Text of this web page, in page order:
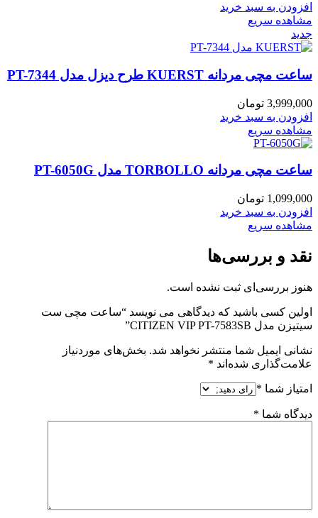
افزودن به سبد خرید
مشاهده سریع
جدید
ساعت مچی مردانه KUERST طرح دیزل مدل PT-7344
3,999,000 تومان
افزودن به سبد خرید
مشاهده سریع
ساعت مچی مردانه TORBOLLO مدل PT-6050G
1,099,000 تومان
افزودن به سبد خرید
مشاهده سریع
نقد و بررسی‌ها
هنوز بررسی‌ای ثبت نشده است.
اولین کسی باشید که دیدگاهی می نویسد “ساعت مچی ست
سیتیزن مدل CITIZEN VIP PT-7583SB”
نشانی ایمیل شما منتشر نخواهد شد. بخش‌های موردنیاز
علامت‌گذاری شده‌اند *
امتیاز شما *
دیدگاه شما *